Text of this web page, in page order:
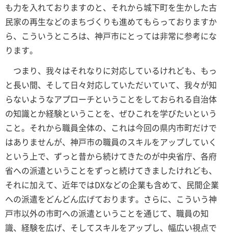
も力を入れておりますのと、それから城下町を生かした古
民家の再生などのまちづくりも進めてもらっておりますか
ら、こういうところは、神戸市にとっては非常に参考にな
ります。
つまり、我々はそれなりに対応しているけれども、もっ
と長い間、そして日々対応していただいていて、我々が知
らないようなアプローチということをしておられる自治体
の知識とか経験ということを、ぜひこれを学びたいという
こと。それから職員全体の、これは今回の県内市町だけで
はありませんが、神戸市の職員のスキルをアップしていく
という上で、ずっと昔から続けてきたのが中央省庁、各府
省への派遣ということをずっと続けてきましたけれども、
それに加えて、近年ではDXなどの企業も含めて、民間企業
への派遣をどんどん広げております。さらに、こういう神
戸市以外の市町への派遣ということを通じて、職員の知
識、経験を広げ、そしてスキルをアップし、幅広い視点で